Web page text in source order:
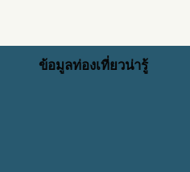
ข้อมูลท่องเที่ยวน่ารู้